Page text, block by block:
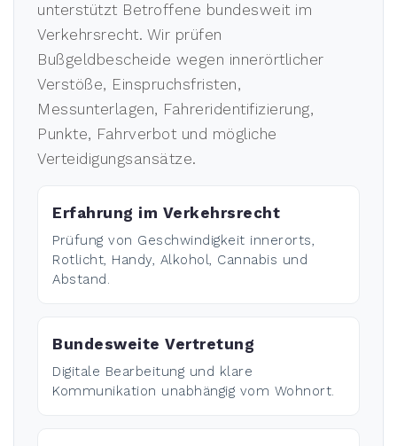
unterstützt Betroffene bundesweit im
Verkehrsrecht. Wir prüfen
Bußgeldbescheide wegen innerörtlicher
Verstöße, Einspruchsfristen,
Messunterlagen, Fahreridentifizierung,
Punkte, Fahrverbot und mögliche
Verteidigungsansätze.
Erfahrung im Verkehrsrecht
Prüfung von Geschwindigkeit innerorts,
Rotlicht, Handy, Alkohol, Cannabis und
Abstand.
Bundesweite Vertretung
Digitale Bearbeitung und klare
Kommunikation unabhängig vom Wohnort.